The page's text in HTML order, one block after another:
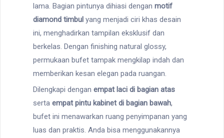
lama. Bagian pintunya dihiasi dengan motif
diamond timbul yang menjadi ciri khas desain
ini, menghadirkan tampilan eksklusif dan
berkelas. Dengan finishing natural glossy,
permukaan bufet tampak mengkilap indah dan
memberikan kesan elegan pada ruangan.
Dilengkapi dengan empat laci di bagian atas
serta empat pintu kabinet di bagian bawah,
bufet ini menawarkan ruang penyimpanan yang
luas dan praktis. Anda bisa menggunakannya